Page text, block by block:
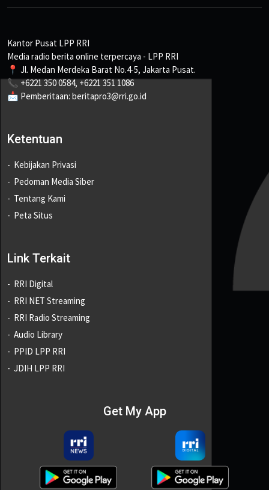
Kantor Pusat LPP RRI
Media radio berita online terpercaya - LPP RRI
📍 Jl. Medan Merdeka Barat No.4-5, Jakarta Pusat.
📞 +6221 350 0584, +6221 351 1086
📩 Pemberitaan: beritapro3@rri.go.id
Ketentuan
Kebijakan Privasi
Pedoman Media Siber
Tentang Kami
Peta Situs
Link Terkait
RRI Digital
RRI NET Streaming
RRI Radio Streaming
Audio Library
PPID LPP RRI
JDIH LPP RRI
Get My App